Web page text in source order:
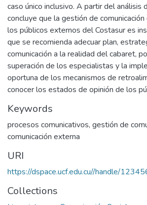
caso único inclusivo. A partir del análisis
concluye que la gestión de
los públicos externos del Costasur es
que se recomienda adecuar plan,
comunicación a la realidad del cabaret,
superación de los especialistas y la
oportuna de los mecanismos de
conocer los estados de opinión de los
Keywords
procesos comunicativos, gestión de
comunicación externa
URI
https://dspace.ucf.edu.cu//handle/
Collections